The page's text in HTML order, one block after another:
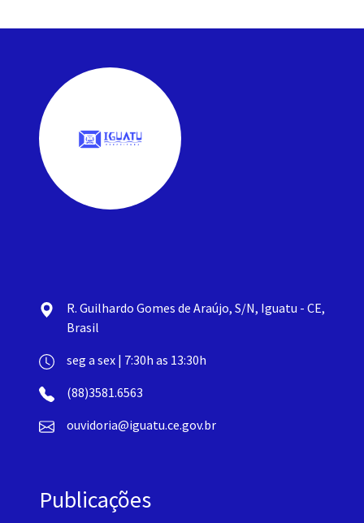
R. Guilhardo Gomes de Araújo, S/N, Iguatu - CE,
Brasil
seg a sex | 7:30h as 13:30h
(88)3581.6563
ouvidoria@iguatu.ce.gov.br
Publicações